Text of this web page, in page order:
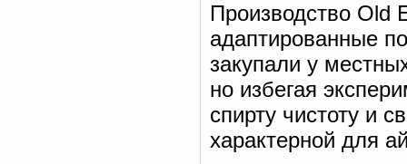
Производство Old
адаптированные
закупали у
но избегая
спирту чистоту и
характерной для